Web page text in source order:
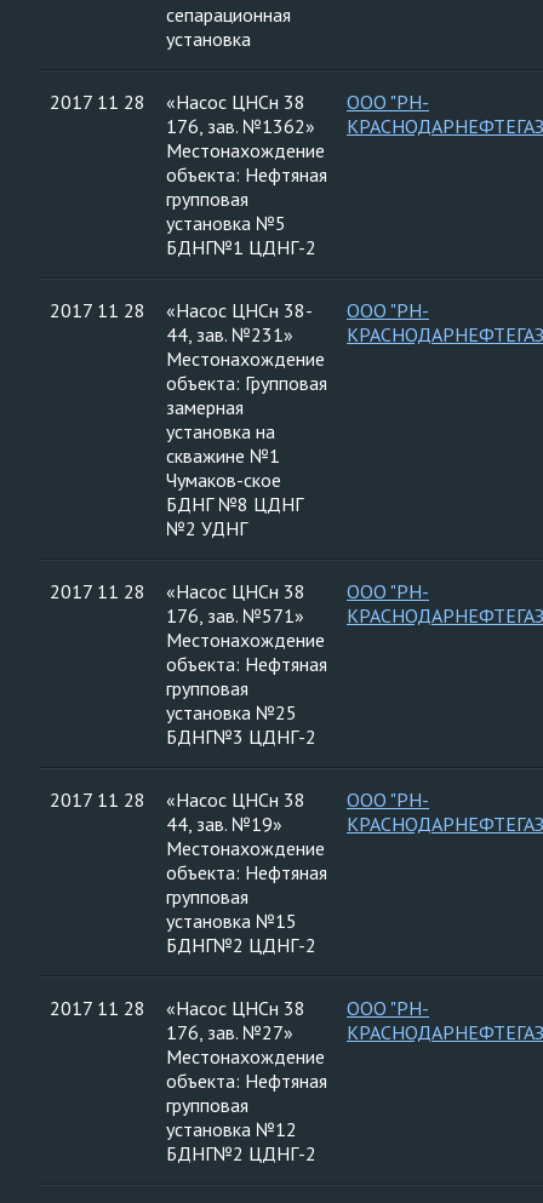
сепарационная
установка
2017 11 28
«Насос ЦНСн 38
176, зав. №1362»
Местонахождение
объекта: Нефтяная
групповая
установка №5
БДНГ№1 ЦДНГ-2
ООО "РН-
2017 11 28
«Насос ЦНСн 38-
44, зав. №231»
Местонахождение
объекта: Групповая
замерная
установка на
скважине №1
Чумаков-ское
БДНГ №8 ЦДНГ
№2 УДНГ
ООО "РН-
2017 11 28
«Насос ЦНСн 38
176, зав. №571»
Местонахождение
объекта: Нефтяная
групповая
установка №25
БДНГ№3 ЦДНГ-2
ООО "РН-
2017 11 28
«Насос ЦНСн 38
44, зав. №19»
Местонахождение
объекта: Нефтяная
групповая
установка №15
БДНГ№2 ЦДНГ-2
ООО "РН-
2017 11 28
«Насос ЦНСн 38
176, зав. №27»
Местонахождение
объекта: Нефтяная
групповая
установка №12
БДНГ№2 ЦДНГ-2
ООО "РН-